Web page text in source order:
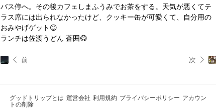
バス停へ。その後カフェしまふうみでお茶をする。天気が悪くてテ
ラス席には出られなかったけど、クッキー缶が可愛くて、自分用の
おみやげゲット😊
ランチは佐渡うどん 蒼囲😋
前 次
グッドトリップとは 運営会社 利用規約 プライバシーポリシー アカウン
トの削除